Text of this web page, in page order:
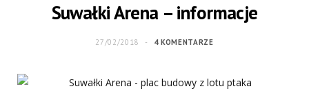
Suwałki Arena – informacje
27/02/2018 4 KOMENTARZE